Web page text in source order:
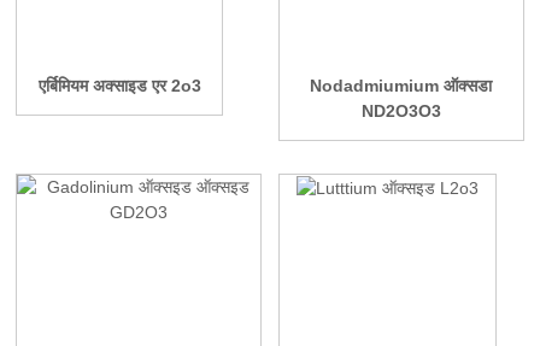
एर्बिमियम अक्साइड एर 2o3
Nodadmiumium ऑक्सडा
ND2O3O3